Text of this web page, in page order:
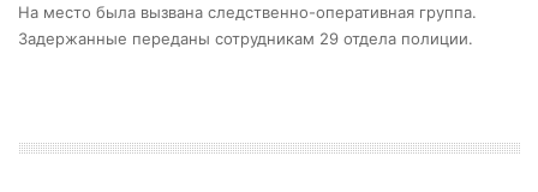
На место была вызвана следственно-оперативная группа.
Задержанные переданы сотрудникам 29 отдела полиции.